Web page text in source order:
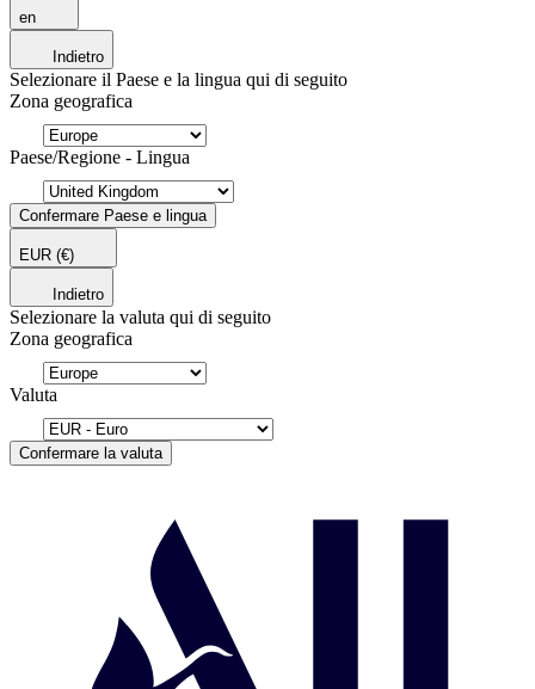
en
Indietro
Selezionare il Paese e la lingua qui di seguito
Zona geografica
Paese/Regione - Lingua
Confermare Paese e lingua
EUR (€)
Indietro
Selezionare la valuta qui di seguito
Zona geografica
Valuta
Confermare la valuta